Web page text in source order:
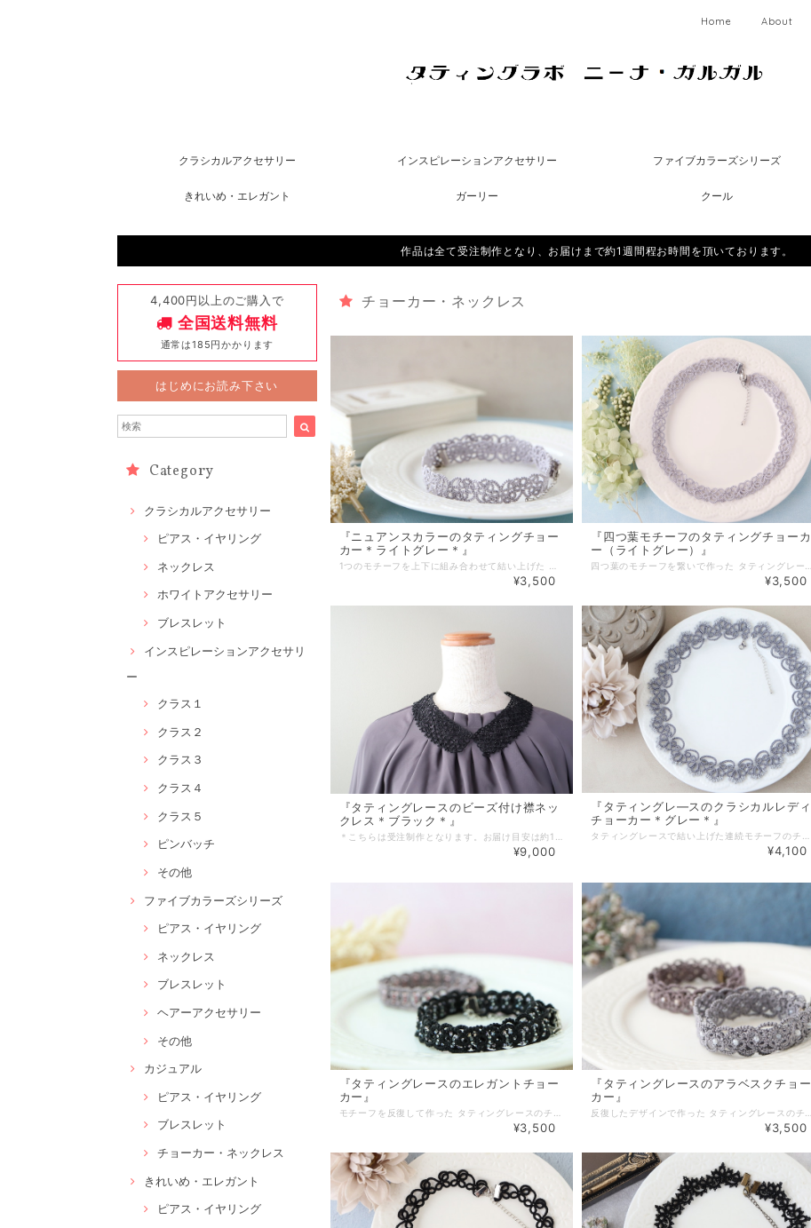
Home About
クラシカルアクセサリー インスピレーションアクセサリー ファイブカラーズシリーズ
きれいめ・エレガント ガーリー クール
作品は全て受注制作となり、お届けまで約1週間程お時間を頂いております。
4,400円以上のご購入で
全国送料無料
通常は185円かかります
はじめにお読み下さい
Category
クラシカルアクセサリー
ピアス・イヤリング
ネックレス
ホワイトアクセサリー
ブレスレット
インスピレーションアクセサリ
ー
クラス１
クラス２
クラス３
クラス４
クラス５
ピンバッチ
その他
ファイブカラーズシリーズ
ピアス・イヤリング
ネックレス
ブレスレット
ヘアーアクセサリー
その他
カジュアル
ピアス・イヤリング
ブレスレット
チョーカー・ネックレス
きれいめ・エレガント
ピアス・イヤリング
チョーカー・ネックレス
『ニュアンスカラーのタティングチョー
カー＊ライトグレー＊』
¥3,500
『四つ葉モチーフのタティングチョーカ
ー（ライトグレー）』
¥3,500
『タティングレースのビーズ付け襟ネッ
クレス＊ブラック＊』
¥9,000
『タティングレ―スのクラシカルレディ
チョーカー＊グレー＊』
¥4,100
『タティングレースのエレガントチョー
カー』
¥3,500
『タティングレースのアラベスクチョー
カー』
¥3,500